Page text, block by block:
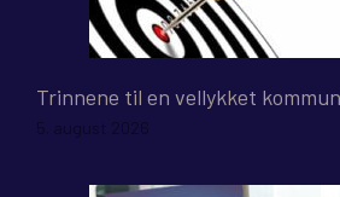
Trinnene til en vellykket
5. august 2026